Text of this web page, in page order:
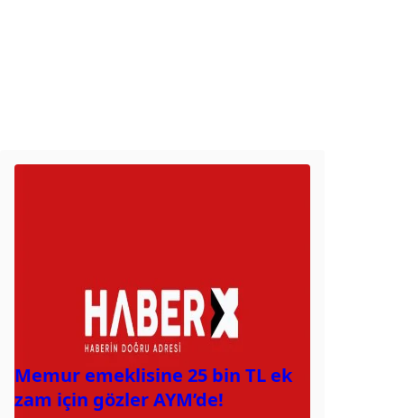
Memur emeklisine 25 bin TL ek
zam için gözler AYM’de!